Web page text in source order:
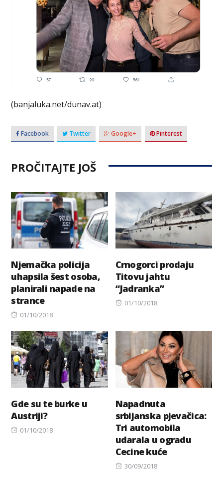
(banjaluka.net/dunav.at)
Facebook Twitter Google+ Pinterest
PROČITAJTE JOŠ
Njemačka policija
uhapsila šest osoba,
planirali napade na
strance
Posted
01/10/2018
Crnogorci prodaju
Titovu jahtu
“Jadranka”
Posted
01/10/2018
Gde su te burke u
Austriji?
Posted
01/10/2018
Napadnuta
srbijanska pjevačica:
Tri automobila
udarala u ogradu
Cecine kuće
Posted
30/09/2018